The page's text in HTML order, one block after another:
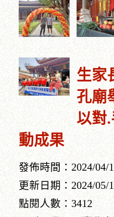
生家
孔廟
以對
動成果
發佈時間：2024/04/
更新日期：2024/05/
點閱人數：3412